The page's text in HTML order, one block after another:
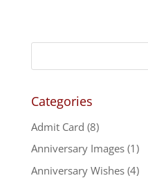
Categories
Admit Card (8)
Anniversary Images(1)
Anniversary Wishes(4)